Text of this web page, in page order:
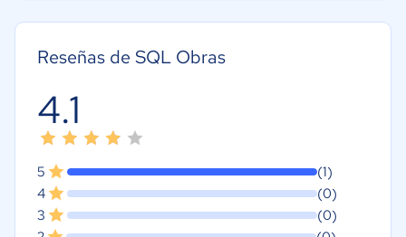
Reseñas de SQL Obras
4.1
5
(1)
4
(0)
3
(0)